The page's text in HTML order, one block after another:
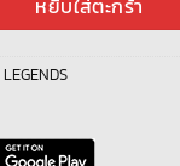
หยิบใส่ตะกร้า